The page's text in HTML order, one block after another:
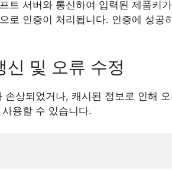
트 서버와 통신하여 입력된 제품키
로 인증이 처리됩니다. 인증에 성공
신 및 오류 수정
손상되었거나, 캐시된 정보로 인해
용할 수 있습니다.